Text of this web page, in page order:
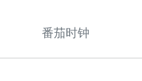
番茄时钟